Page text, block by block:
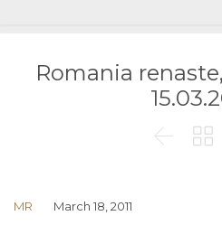
Romania
 
MR March 18, 2011